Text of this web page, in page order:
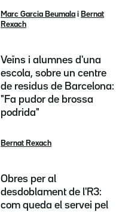
Marc Garcia Beumala i Bernat
Rexach
Veïns i alumnes d'una
escola, sobre un centre
de residus de Barcelona:
"Fa pudor de brossa
podrida"
Bernat Rexach
Obres per al
desdoblament de l'R3:
com queda el servei pel